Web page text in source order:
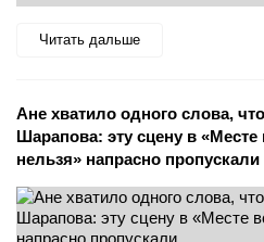
Читать дальше
Ане хватило одного слова,
Шарапова: эту сцену в «Месте
нельзя» напрасно пропускали